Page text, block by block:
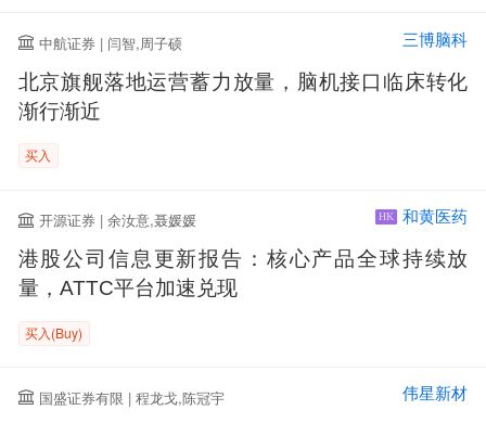
中航证券 | 闫智,周子硕 三博脑科
北京旗舰落地运营蓄力放量，脑机接口临床转化
渐行渐近
买入
开源证券 | 余汝意,聂媛媛 HK 和黄医药
港股公司信息更新报告：核心产品全球持续放
量，ATTC平台加速兑现
买入(Buy)
国盛证券有限 | 程龙戈,陈冠宇 伟星新材